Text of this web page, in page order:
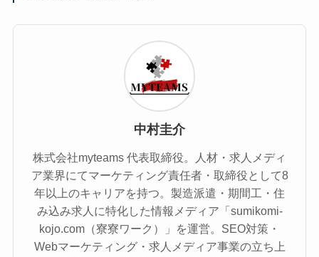
中村圭介
株式会社myteams 代表取締役。人材・求人メディ
ア業界にてマーケティング責任者・取締役として8
年以上のキャリアを持つ。製造派遣・期間工・住
み込み求人に特化した情報メディア「sumikomi-
kojo.com（寮寮ワーク）」を運営。SEO対策・
Webマーケティング・求人メディア事業の立ち上